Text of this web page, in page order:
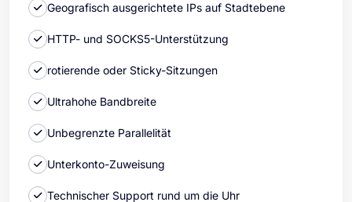
Geografisch ausgerichtete IPs auf Stadtebene
HTTP- und SOCKS5-Unterstützung
rotierende oder Sticky-Sitzungen
Ultrahohe Bandbreite
Unbegrenzte Parallelität
Unterkonto-Zuweisung
Technischer Support rund um die Uhr